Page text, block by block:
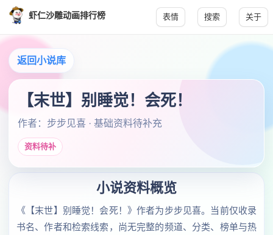
虾仁沙雕动画排行榜 表情 搜索 关于
返回小说库
【末世】别睡觉！会死！
作者：步步见喜 · 基础资料待补充
资料待补
小说资料概览
《【末世】别睡觉！会死！》作者为步步见喜。当前仅收录
书名、作者和检索线索，尚无完整的频道、分类、榜单与热